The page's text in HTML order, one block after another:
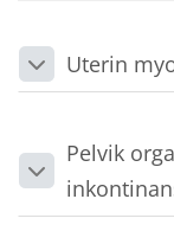
DaraltUterin
Daralt
Pelvik